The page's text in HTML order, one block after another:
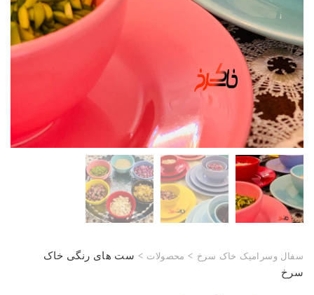
سفال وسرامیک خاک سرخ > محصولات > ست های رنگی خاک
سرخ